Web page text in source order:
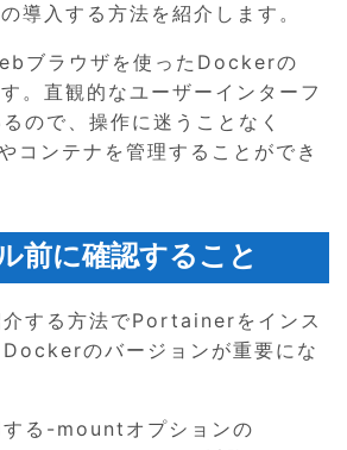
導入する方法を紹介します。
ブラウザを使ったDockerの
。直観的なユーザーインターフ
ので、操作に迷うことなく
コンテナを管理することができ
前に確認すること
介する方法でPortainerをインス
Dockerのバージョンが重要にな
する-mountオプションの